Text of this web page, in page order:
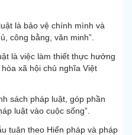
là bảo vệ chính mình và
công bằng, văn minh”.
là việc làm thiết thực hưởng
xã hội chủ nghĩa Việt
sách pháp luật, góp phần
luật vào cuộc sống”.
tuân theo Hiến pháp và pháp